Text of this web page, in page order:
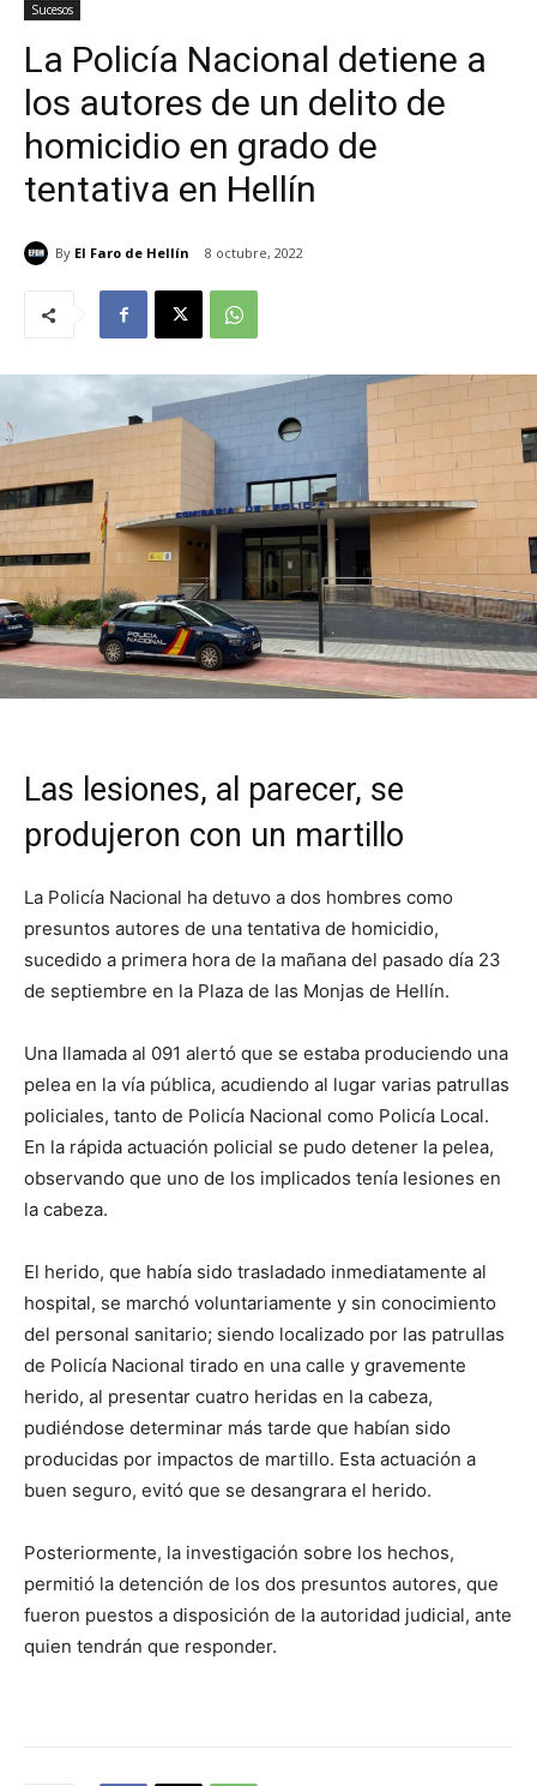
Sucesos
La Policía Nacional detiene a
los autores de un delito de
homicidio en grado de
tentativa en Hellín
By El Faro de Hellín 8 octubre, 2022
Las lesiones, al parecer, se
produjeron con un martillo
La Policía Nacional ha detuvo a dos hombres como
presuntos autores de una tentativa de homicidio,
sucedido a primera hora de la mañana del pasado día 23
de septiembre en la Plaza de las Monjas de Hellín.
Una llamada al 091 alertó que se estaba produciendo una
pelea en la vía pública, acudiendo al lugar varias patrullas
policiales, tanto de Policía Nacional como Policía Local.
En la rápida actuación policial se pudo detener la pelea,
observando que uno de los implicados tenía lesiones en
la cabeza.
El herido, que había sido trasladado inmediatamente al
hospital, se marchó voluntariamente y sin conocimiento
del personal sanitario; siendo localizado por las patrullas
de Policía Nacional tirado en una calle y gravemente
herido, al presentar cuatro heridas en la cabeza,
pudiéndose determinar más tarde que habían sido
producidas por impactos de martillo. Esta actuación a
buen seguro, evitó que se desangrara el herido.
Posteriormente, la investigación sobre los hechos,
permitió la detención de los dos presuntos autores, que
fueron puestos a disposición de la autoridad judicial, ante
quien tendrán que responder.